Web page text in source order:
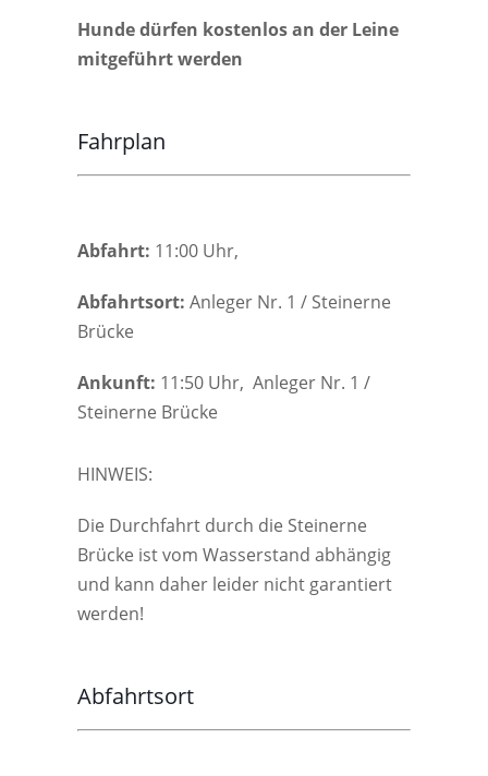
Hunde dürfen kostenlos an der Leine
mitgeführt werden
Fahrplan
Abfahrt: 11:00 Uhr,
Abfahrtsort: Anleger Nr. 1 / Steinerne
Brücke
Ankunft: 11:50 Uhr, Anleger Nr. 1 /
Steinerne Brücke
HINWEIS:
Die Durchfahrt durch die Steinerne
Brücke ist vom Wasserstand abhängig
und kann daher leider nicht garantiert
werden!
Abfahrtsort